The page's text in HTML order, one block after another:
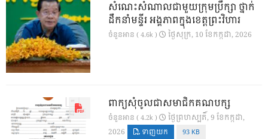
សំណេះសំណាលជាមួយក្រុមប្រឹក្សា ថ្នាក់
ដឹកនាំមន្ទីរ អង្គភាពក្នុងខេត្តព្រះវិហារ
ចំនួនអាន ( 4.6k ) ថ្ងៃ​សុក្រ, 10 ខែ​កក្កដា, 2026
ពាក្យសុំចូលជាសមាជិកគណបក្ស
ចំនួនអាន ( 4.2k )
ថ្ងៃ​ព្រហស្បតិ៍, 9 ខែ​កក្កដា,
2026
ទាញយក 93 KB